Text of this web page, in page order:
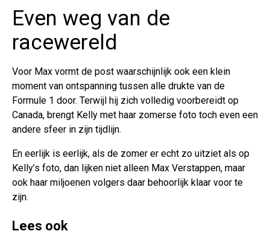
Even weg van de
racewereld
Voor Max vormt de post waarschijnlijk ook een klein
moment van ontspanning tussen alle drukte van de
Formule 1 door. Terwijl hij zich volledig voorbereidt op
Canada, brengt Kelly met haar zomerse foto toch even een
andere sfeer in zijn tijdlijn.
En eerlijk is eerlijk, als de zomer er echt zo uitziet als op
Kelly’s foto, dan lijken niet alleen Max Verstappen, maar
ook haar miljoenen volgers daar behoorlijk klaar voor te
zijn.
Lees ook